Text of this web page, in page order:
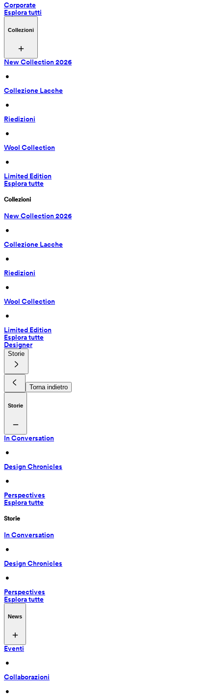
Corporate
Esplora tutti
Collezioni
New Collection 2026
•
Collezione Lacche
•
Riedizioni
•
Wool Collection
•
Limited Edition
Esplora tutte
Collezioni
New Collection 2026
•
Collezione Lacche
•
Riedizioni
•
Wool Collection
•
Limited Edition
Esplora tutte
Designer
Storie
Torna indietro
Storie
In Conversation
•
Design Chronicles
•
Perspectives
Esplora tutte
Storie
In Conversation
•
Design Chronicles
•
Perspectives
Esplora tutte
News
Eventi
•
Collaborazioni
•